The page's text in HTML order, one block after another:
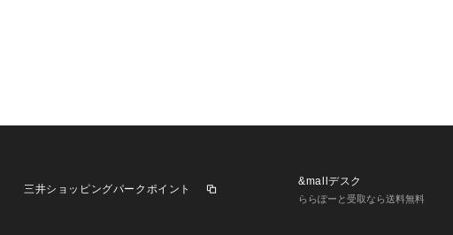
三井ショッピングパークポイント
&mallデスク
ららぽーと受取なら送料無料